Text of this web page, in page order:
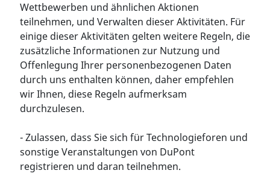
Wettbewerben und ähnlichen Aktionen
teilnehmen, und Verwalten dieser Aktivitäten. Für
einige dieser Aktivitäten gelten weitere Regeln, die
zusätzliche Informationen zur Nutzung und
Offenlegung Ihrer personenbezogenen Daten
durch uns enthalten können, daher empfehlen
wir Ihnen, diese Regeln aufmerksam
durchzulesen.
- Zulassen, dass Sie sich für Technologieforen und
sonstige Veranstaltungen von DuPont
registrieren und daran teilnehmen.